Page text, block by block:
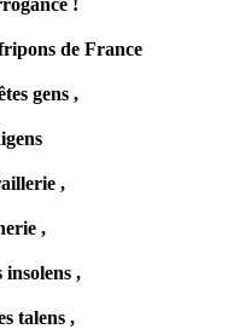
!
de France
gens ,
,
,
insolens ,
talens ,